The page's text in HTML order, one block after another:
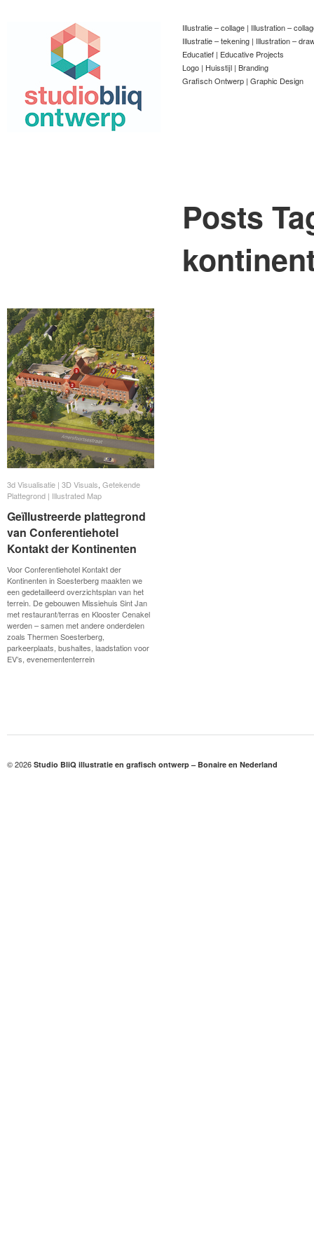
Illustratie – collage | Illustration –
Illustratie – tekening | Illustration –
Educatief | Educative Projects
Logo | Huisstijl | Branding
Grafisch Ontwerp | Graphic Design
Posts
3d Visualisatie | 3D Visuals Getekende
Plattegrond | Illustrated Map
Geïllustreerde plattegrond
van Conferentiehotel
Kontakt der Kontinenten
Voor Conferentiehotel Kontakt der
Kontinenten in Soesterberg maakten we
een gedetailleerd overzichtsplan van het
terrein. De gebouwen Missiehuis Sint Jan
met restaurant/terras en Klooster Cenakel
werden – samen met andere onderdelen
zoals Thermen Soesterberg,
parkeerplaats, bushaltes, laadstation voor
EV’s, evenemententerrein
3d Visualisatie | 3D Visuals Getekende
Plattegrond | Illustrated Map
Geïllustreerde plattegrond
van Conferentiehotel
Kontakt der Kontinenten
© 2026 Studio BliQ illustratie en grafisch ontwerp – Bonaire en Nederland